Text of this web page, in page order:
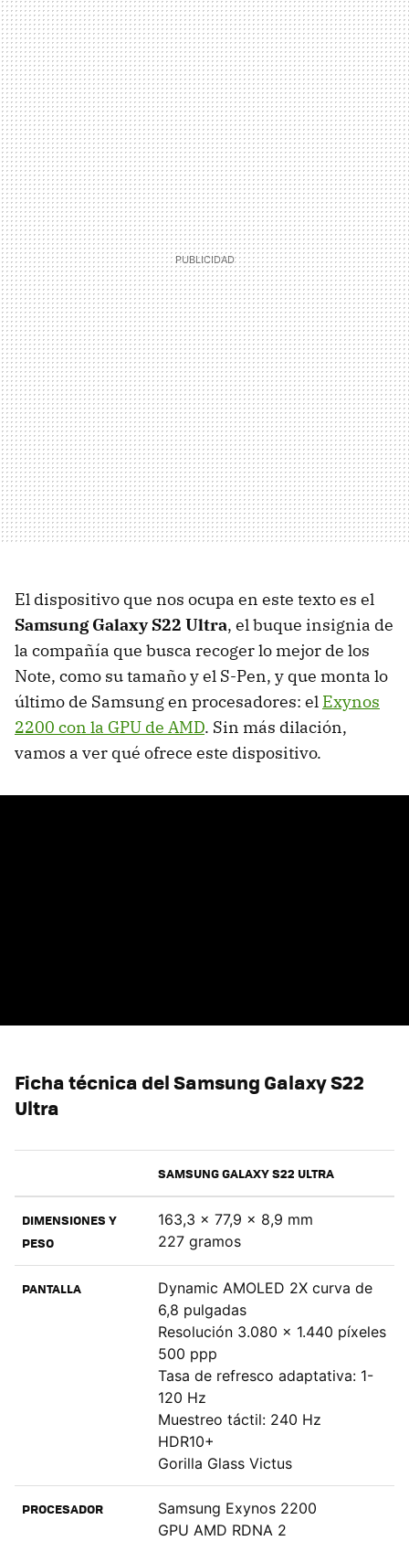
El dispositivo que nos ocupa en este texto es el
Samsung Galaxy S22 Ultra, el buque insignia de
la compañía que busca recoger lo mejor de los
Note, como su tamaño y el S-Pen, y que monta lo
último de Samsung en procesadores: el Exynos
2200 con la GPU de AMD. Sin más dilación,
vamos a ver qué ofrece este dispositivo.
Ficha técnica del Samsung Galaxy S22
Ultra
SAMSUNG GALAXY S22 ULTRA
DIMENSIONES Y
PESO
163,3 x 77,9 x 8,9 mm
227 gramos
PANTALLA
Dynamic AMOLED 2X curva de
6,8 pulgadas
Resolución 3.080 x 1.440 píxeles
500 ppp
Tasa de refresco adaptativa: 1-
120 Hz
Muestreo táctil: 240 Hz
HDR10+
Gorilla Glass Victus
PROCESADOR
Samsung Exynos 2200
GPU AMD RDNA 2